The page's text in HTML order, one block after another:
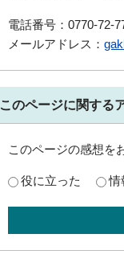
電話番号：0770-72-
メールアドレス：
このページに関する
このページの感想を
役に立った 情